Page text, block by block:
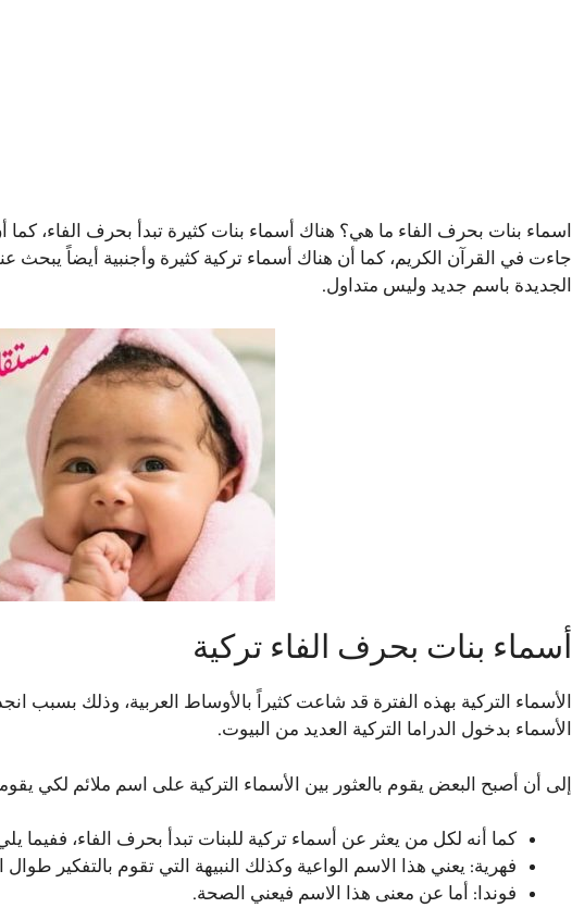
اسماء بنات بحرف الفاء ما هي؟ هناك أسماء بنات كثيرة تبدأ بحرف الفاء،
جاءت في القرآن الكريم، كما أن هناك أسماء تركية كثيرة وأجنبية أيضاً يبحث
الجديدة باسم جديد وليس متداول.
أسماء بنات بحرف الفاء تركية
الأسماء التركية بهذه الفترة قد شاعت كثيراً بالأوساط العربية، وذلك بسبب
الأسماء بدخول الدراما التركية العديد من البيوت.
إلى أن أصبح البعض يقوم بالعثور بين الأسماء التركية على اسم ملائم لكي
كما أنه لكل من يعثر عن أسماء تركية للبنات تبدأ بحرف الفاء، ففيما
فهرية: يعني هذا الاسم الواعية وكذلك النبيهة التي تقوم بالتفكير
فوندا: أما عن معنى هذا الاسم فيعني الصحة.